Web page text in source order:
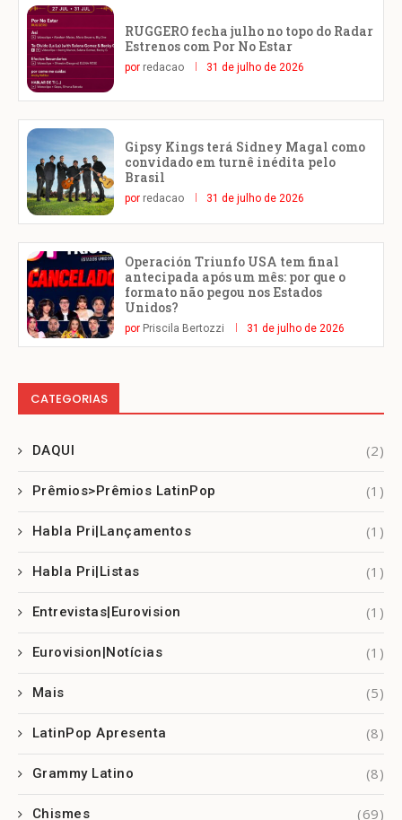
RUGGERO fecha julho no topo do Radar
Estrenos com Por No Estar
por redacao 31 de julho de 2026
Gipsy Kings terá Sidney Magal como
convidado em turnê inédita pelo
Brasil
por redacao 31 de julho de 2026
Operación Triunfo USA tem final
antecipada após um mês: por que o
formato não pegou nos Estados
Unidos?
por Priscila Bertozzi 31 de julho de 2026
CATEGORIAS
DAQUI (2)
Prêmios>Prêmios LatinPop (1)
Habla Pri|Lançamentos (1)
Habla Pri|Listas (1)
Entrevistas|Eurovision (1)
Eurovision|Notícias (1)
Mais (5)
LatinPop Apresenta (8)
Grammy Latino (8)
Chismes (69)